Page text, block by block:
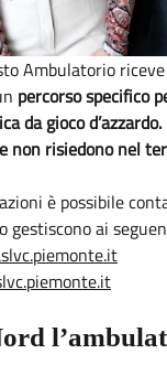
Ambulatorio riceve
percorso specifico
da gioco
non risiedono nel
è possibile
gestiscono ai